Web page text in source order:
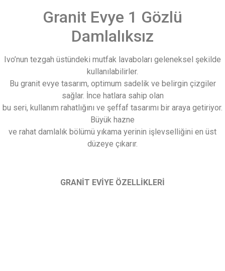
Granit Evye 1 Gözlü
Damlalıksız
Ivo’nun tezgah üstündeki mutfak lavaboları geleneksel şekilde
kullanılabilirler.
Bu granit evye tasarım, optimum sadelik ve belirgin çizgiler
sağlar. İnce hatlara sahip olan
bu seri, kullanım rahatlığını ve şeffaf tasarımı bir araya getiriyor.
Büyük hazne
ve rahat damlalık bölümü yıkama yerinin işlevselliğini en üst
düzeye çıkarır.
GRANİT EVİYE ÖZELLİKLERİ